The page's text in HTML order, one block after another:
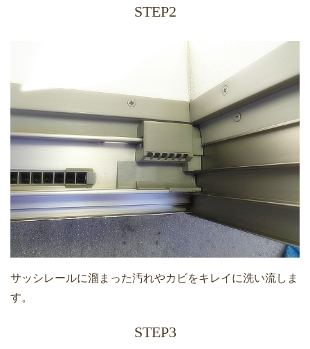
STEP2
サッシレールに溜まった汚れやカビをキレイに洗い流しま
す。
STEP3